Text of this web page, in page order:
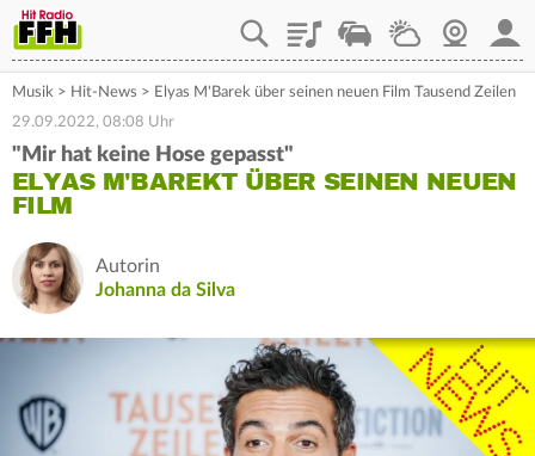
PlaylistStaupilotWetterWebcam
Musik > Hit-News > Elyas M'Barek über seinen neuen Film Tausend Zeilen
29.09.2022, 08:08 Uhr
"Mir hat keine Hose gepasst"
ELYAS M'BAREKT ÜBER SEINEN NEUEN
FILM
Autorin
Johanna da Silva